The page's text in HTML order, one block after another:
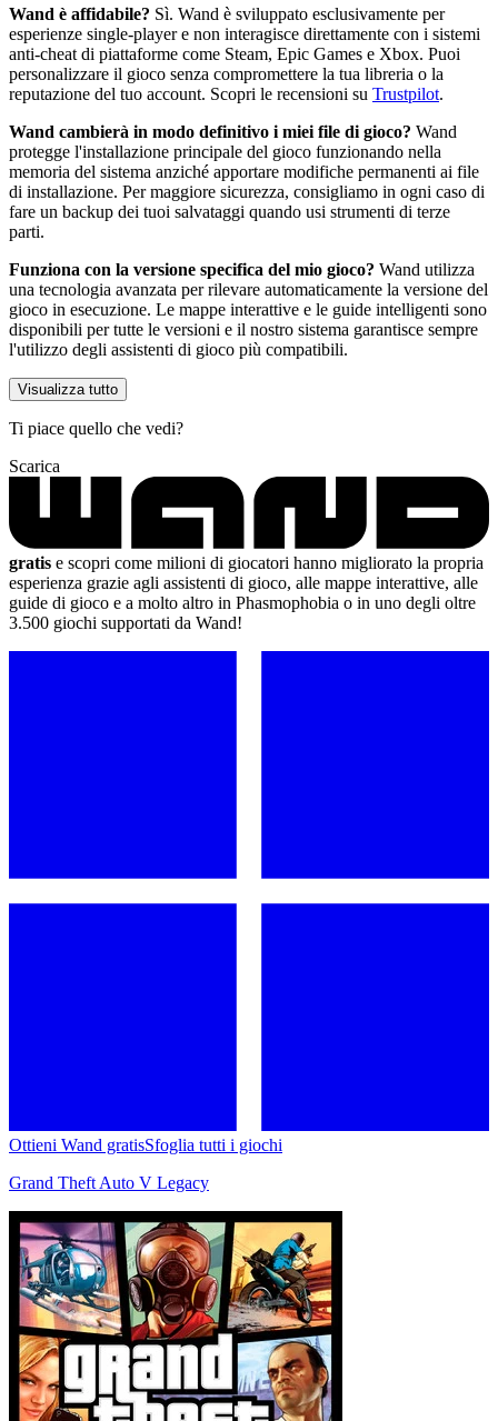
Wand è affidabile? Sì. Wand è sviluppato esclusivamente per
esperienze single-player e non interagisce direttamente con i sistemi
anti-cheat di piattaforme come Steam, Epic Games e Xbox. Puoi
personalizzare il gioco senza compromettere la tua libreria o la
reputazione del tuo account. Scopri le recensioni su Trustpilot.
Wand cambierà in modo definitivo i miei file di gioco? Wand
protegge l'installazione principale del gioco funzionando nella
memoria del sistema anziché apportare modifiche permanenti ai file
di installazione. Per maggiore sicurezza, consigliamo in ogni caso di
fare un backup dei tuoi salvataggi quando usi strumenti di terze
parti.
Funziona con la versione specifica del mio gioco? Wand utilizza
una tecnologia avanzata per rilevare automaticamente la versione del
gioco in esecuzione. Le mappe interattive e le guide intelligenti sono
disponibili per tutte le versioni e il nostro sistema garantisce sempre
l'utilizzo degli assistenti di gioco più compatibili.
Visualizza tutto
Ti piace quello che vedi?
Scarica
gratis e scopri come milioni di giocatori hanno migliorato la propria
esperienza grazie agli assistenti di gioco, alle mappe interattive, alle
guide di gioco e a molto altro in Phasmophobia o in uno degli oltre
3.500 giochi supportati da Wand!
Ottieni Wand gratisSfoglia tutti i giochi
Grand Theft Auto V Legacy